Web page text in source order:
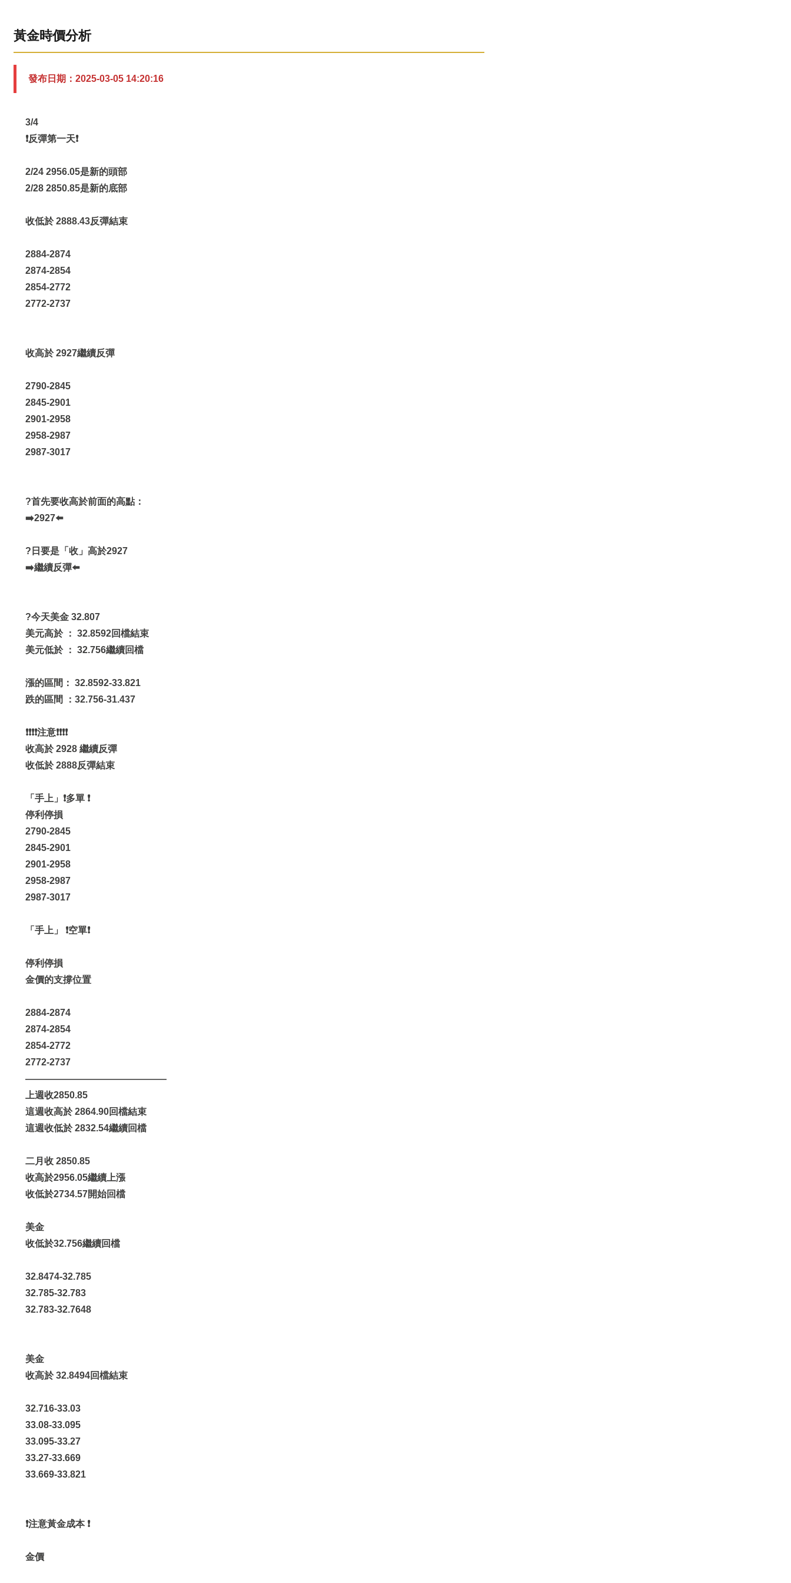
黃金時價分析
發布日期：2025-03-05 14:20:16
3/4
❗️反彈第一天❗️
2/24 2956.05是新的頭部
2/28 2850.85是新的底部
收低於 2888.43反彈結束
2884-2874
2874-2854
2854-2772
2772-2737
收高於 2927繼續反彈
2790-2845
2845-2901
2901-2958
2958-2987
2987-3017
?首先要收高於前面的高點：
➡️2927⬅️
?日要是「收」高於2927
➡️繼續反彈⬅️
?今天美金 32.807
美元高於 ： 32.8592回檔結束
美元低於 ： 32.756繼續回檔
漲的區間： 32.8592-33.821
跌的區間 ：32.756-31.437
❗️❗️❗️❗️注意❗️❗️❗️❗️
收高於 2928 繼續反彈
收低於 2888反彈結束
「手上」❗️多單 ❗️
停利停損
2790-2845
2845-2901
2901-2958
2958-2987
2987-3017
「手上」 ❗️空單❗️
停利停損
金價的支撐位置
2884-2874
2874-2854
2854-2772
2772-2737
———————————————
上週收2850.85
這週收高於 2864.90回檔結束
這週收低於 2832.54繼續回檔
二月收 2850.85
收高於2956.05繼續上漲
收低於2734.57開始回檔
美金
收低於32.756繼續回檔
32.8474-32.785
32.785-32.783
32.783-32.7648
美金
收高於 32.8494回檔結束
32.716-33.03
33.08-33.095
33.095-33.27
33.27-33.669
33.669-33.821
❗️注意黃金成本 ❗️
金價